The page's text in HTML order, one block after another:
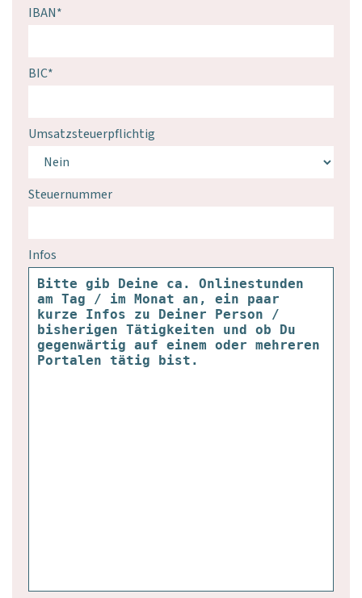
IBAN*
BIC*
Umsatzsteuerpflichtig
Steuernummer
Infos